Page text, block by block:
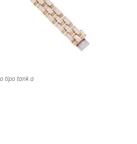
tipo tank a